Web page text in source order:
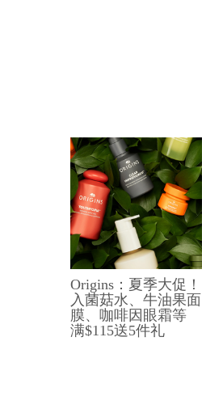
Origins：夏季大促！
入菌菇水、牛油果面
膜、咖啡因眼霜等
满$115送5件礼